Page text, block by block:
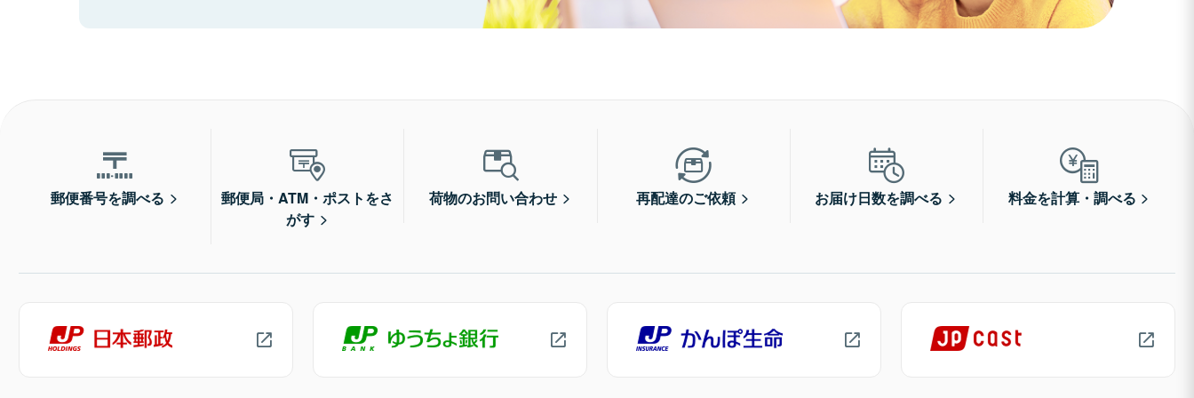
郵便番号を調べる
郵便局・ATM・ポストをさ
がす
荷物のお問い合わせ 再配達のご依頼 お届け日数を調べる 料金を計算・調べる